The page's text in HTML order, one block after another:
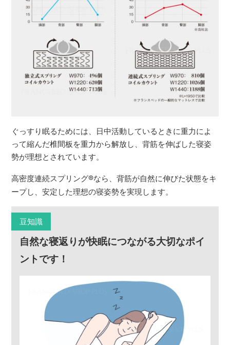
ぐっすり眠るためには、日中活動しているときに重力によ
って縮んだ椎間板を重力から解放し、背筋を伸ばした寝姿
勢が理想とされています。
高密度連続スプリング®なら、背筋が自然に伸びた状態をキ
ープし、安定した理想の寝姿勢を実現します。
豆知識
自然な寝返りが快眠につながる大切なポイ
ントです！